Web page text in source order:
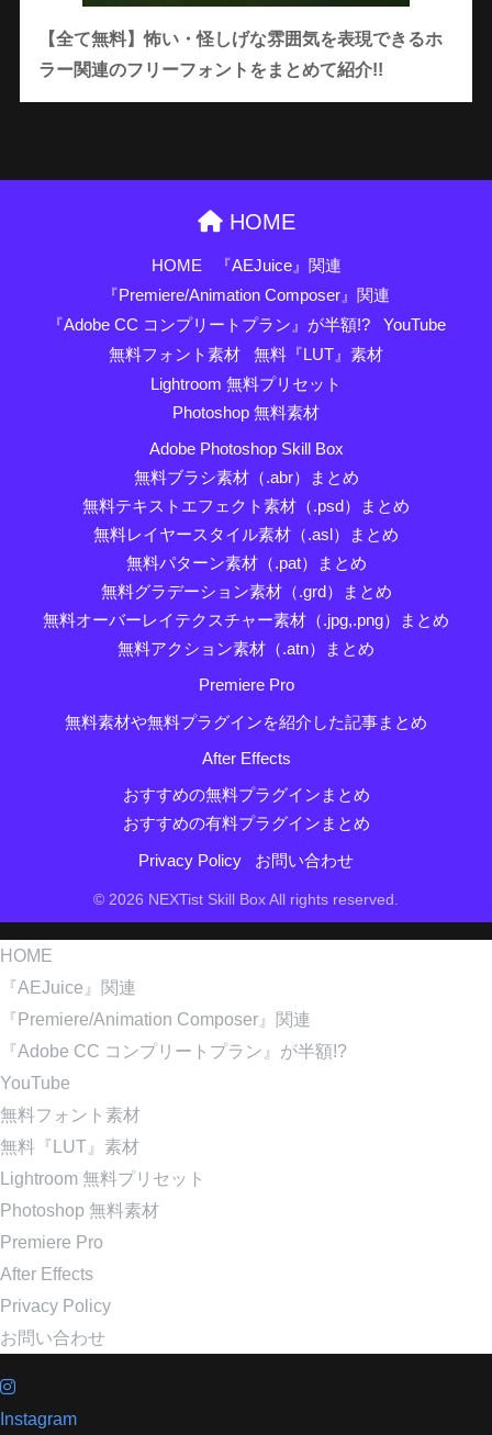
【全て無料】怖い・怪しげな雰囲気を表現できるホ
ラー関連のフリーフォントをまとめて紹介!!
HOME
HOME
『AEJuice』関連
『Premiere/Animation Composer』関連
『Adobe CC コンプリートプラン』が半額!?
YouTube
無料フォント素材
無料『LUT』素材
Lightroom 無料プリセット
Photoshop 無料素材
Adobe Photoshop Skill Box
無料ブラシ素材（.abr）まとめ
無料テキストエフェクト素材（.psd）まとめ
無料レイヤースタイル素材（.asl）まとめ
無料パターン素材（.pat）まとめ
無料グラデーション素材（.grd）まとめ
無料オーバーレイテクスチャー素材（.jpg,.png）まとめ
無料アクション素材（.atn）まとめ
Premiere Pro
無料素材や無料プラグインを紹介した記事まとめ
After Effects
おすすめの無料プラグインまとめ
おすすめの有料プラグインまとめ
Privacy Policy お問い合わせ
© 2026 NEXTist Skill Box All rights reserved.
HOME
『AEJuice』関連
『Premiere/Animation Composer』関連
『Adobe CC コンプリートプラン』が半額!?
YouTube
無料フォント素材
無料『LUT』素材
Lightroom 無料プリセット
Photoshop 無料素材
Premiere Pro
After Effects
Privacy Policy
お問い合わせ
Instagram